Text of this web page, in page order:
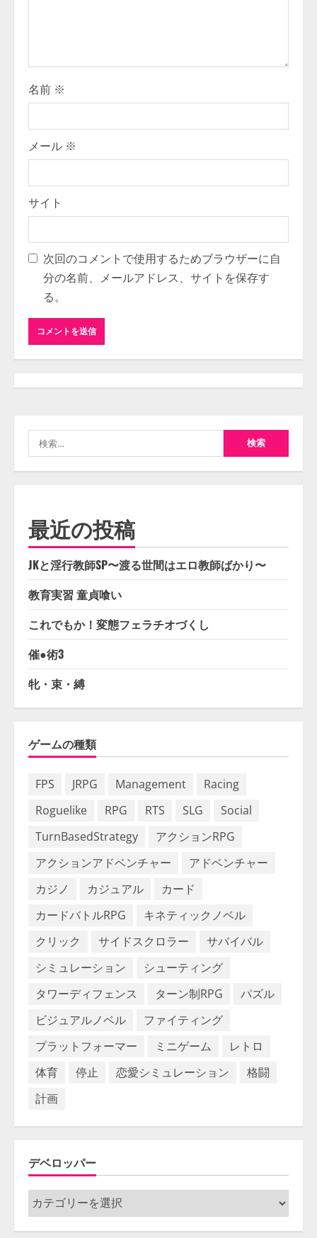
名前 ※
メール ※
サイト
次回のコメントで使用するためブラウザーに自
分の名前、メールアドレス、サイトを保存す
る。
索:
最近の投稿
JKと淫行教師SP〜渡る世間はエロ教師ばかり〜
教育実習 童貞喰い
これでもか！変態フェラチオづくし
催●術3
牝・束・縛
ゲームの種類
FPS JRPG Management
Racing
Roguelike
RPG RTS SLG
Social
TurnBasedStrategy
アクションRPG
アクションアドベンチャー
アドベンチャー
カジノ
カジュアル
カード
カードバトルRPG
キネティックノベル
クリック
サイドスクロラー
サバイバル
シミュレーション
シューティング
タワーディフェンス
ターン制RPG
パズル
ビジュアルノベル
ファイティング
プラットフォーマー
ミニゲーム
レトロ
体育
停止 恋愛シミュレーション
格闘
計画
デベロッパー
デ
ベ